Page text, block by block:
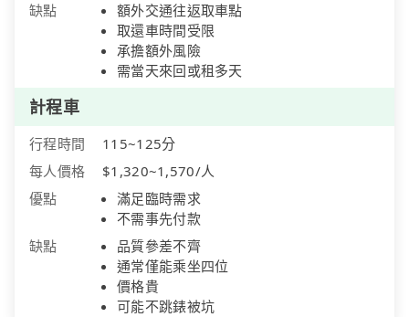
缺點
額外交通往返取車點
取還車時間受限
承擔額外風險
需當天來回或租多天
計程車
行程時間
115~125分
每人價格
$1,320~1,570/人
優點
滿足臨時需求
不需事先付款
缺點
品質參差不齊
通常僅能乘坐四位
價格貴
可能不跳錶被坑